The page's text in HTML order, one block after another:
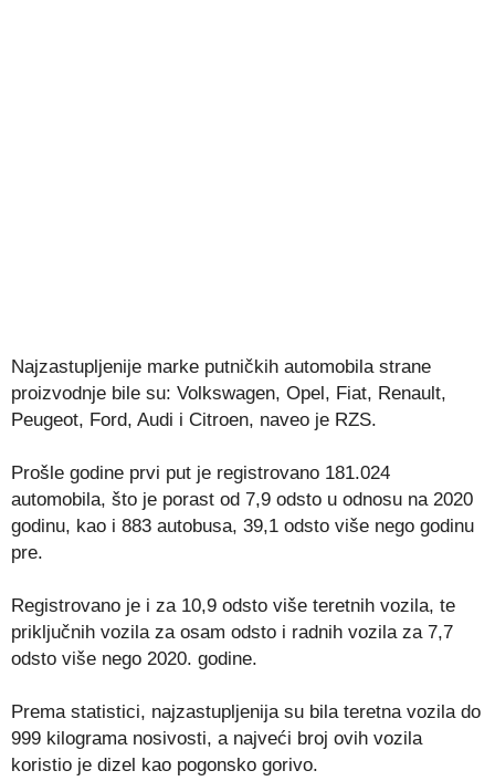
Najzastupljenije marke putničkih automobila strane
proizvodnje bile su: Volkswagen, Opel, Fiat, Renault,
Peugeot, Ford, Audi i Citroen, naveo je RZS.
Prošle godine prvi put je registrovano 181.024
automobila, što je porast od 7,9 odsto u odnosu na 2020
godinu, kao i 883 autobusa, 39,1 odsto više nego godinu
pre.
Registrovano je i za 10,9 odsto više teretnih vozila, te
priključnih vozila za osam odsto i radnih vozila za 7,7
odsto više nego 2020. godine.
Prema statistici, najzastupljenija su bila teretna vozila do
999 kilograma nosivosti, a najveći broj ovih vozila
koristio je dizel kao pogonsko gorivo.